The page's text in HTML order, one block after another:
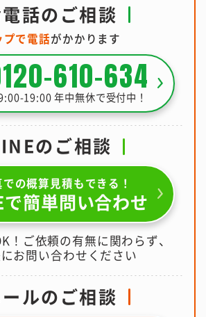
話のご相談
プで電話がかかります
610-634
19:00 年中無休で受付中！
のご相談
の概算見積もできる！
簡単問い合わせ
！ご依頼の有無に関わらず、
お問い合わせください
ルのご相談